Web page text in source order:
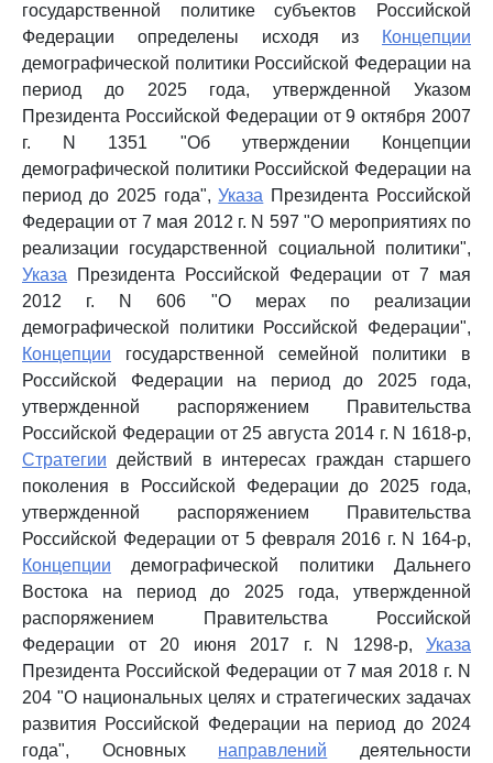
государственной политике субъектов Российской
Федерации определены исходя из
Концепции
демографической политики Российской Федерации на
период до 2025 года, утвержденной Указом
Президента Российской Федерации от 9 октября 2007
г. N 1351 "Об утверждении Концепции
демографической политики Российской Федерации на
период до 2025 года",Указа Президента Российской
Федерации от 7 мая 2012 г. N 597 "О мероприятиях по
реализации государственной социальной политики",
Указа Президента Российской Федерации от 7 мая
2012 г. N 606 "О мерах по реализации
демографической политики Российской Федерации",
Концепции государственной семейной политики в
Российской Федерации на период до 2025 года,
утвержденной распоряжением Правительства
Российской Федерации от 25 августа 2014 г. N 1618-р,
Стратегии действий в интересах граждан старшего
поколения в Российской Федерации до 2025 года,
утвержденной распоряжением Правительства
Российской Федерации от 5 февраля 2016 г. N 164-р,
Концепции демографической политики Дальнего
Востока на период до 2025 года, утвержденной
распоряжением Правительства Российской
Федерации от 20 июня 2017 г. N 1298-р, Указа
Президента Российской Федерации от 7 мая 2018 г. N
204 "О национальных целях и стратегических задачах
развития Российской Федерации на период до 2024
года", Основных направлений деятельности